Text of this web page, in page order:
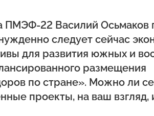
ПМЭФ-22 Василий Осьмаков
следует сейчас
для развития южных и
размещения
по стране». Можно ли
проекты, на ваш взгляд,